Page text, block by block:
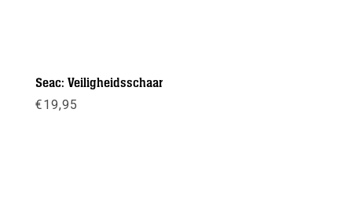
Seac: Veiligheidsschaar
€19,95